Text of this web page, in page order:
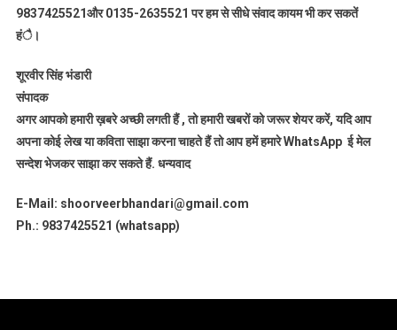
9837425521और 0135-2635521 पर हम से सीधे संवाद कायम भी कर सकतें
हंै।
शूरवीर सिंह भंडारी
संपादक
अगर आपको हमारी ख़बरे अच्छी लगती हैं , तो हमारी खबरों को जरूर शेयर करें, यदि आप
अपना कोई लेख या कविता साझा करना चाहते हैं तो आप हमें हमारे WhatsApp ई मेल
सन्देश भेजकर साझा कर सकते हैं. धन्यवाद
E-Mail: shoorveerbhandari@gmail.com
Ph.: 9837425521 (whatsapp)